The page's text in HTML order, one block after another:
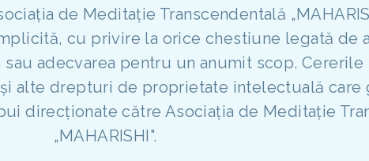
de Meditație Transcendentală
cu privire la orice chestiune legată de
adecvarea pentru un anumit scop.
alte drepturi de proprietate intelectuală care
direcționate către Asociația de Meditație
„MAHARISHI".